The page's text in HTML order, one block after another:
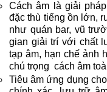
Cách âm là giải
đặc thù tiếng ồn lớn,
như quán bar, vũ
gian giải trí với chất
tạp âm, hạn chế ảnh
chú trọng cách âm
​​Tiêu âm ứng dụng